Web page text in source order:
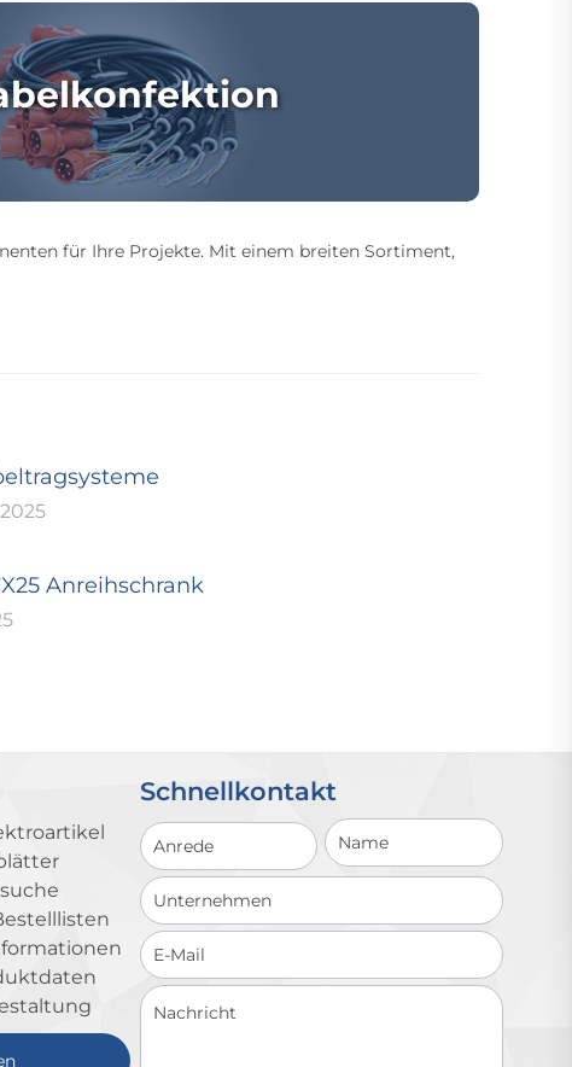
für Ihre Projekte. Mit einem breiten Sortiment,
Anreihschrank
Schnellkontakt
Schnellkontakt